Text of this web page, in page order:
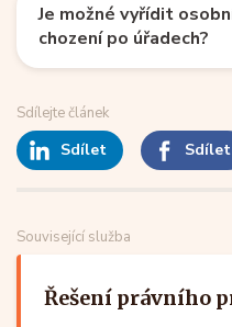
Je možné vyřídit
chození po úřadech?
Sdílejte článek
Sdílet Sdílet
Související služba
Řešení právního